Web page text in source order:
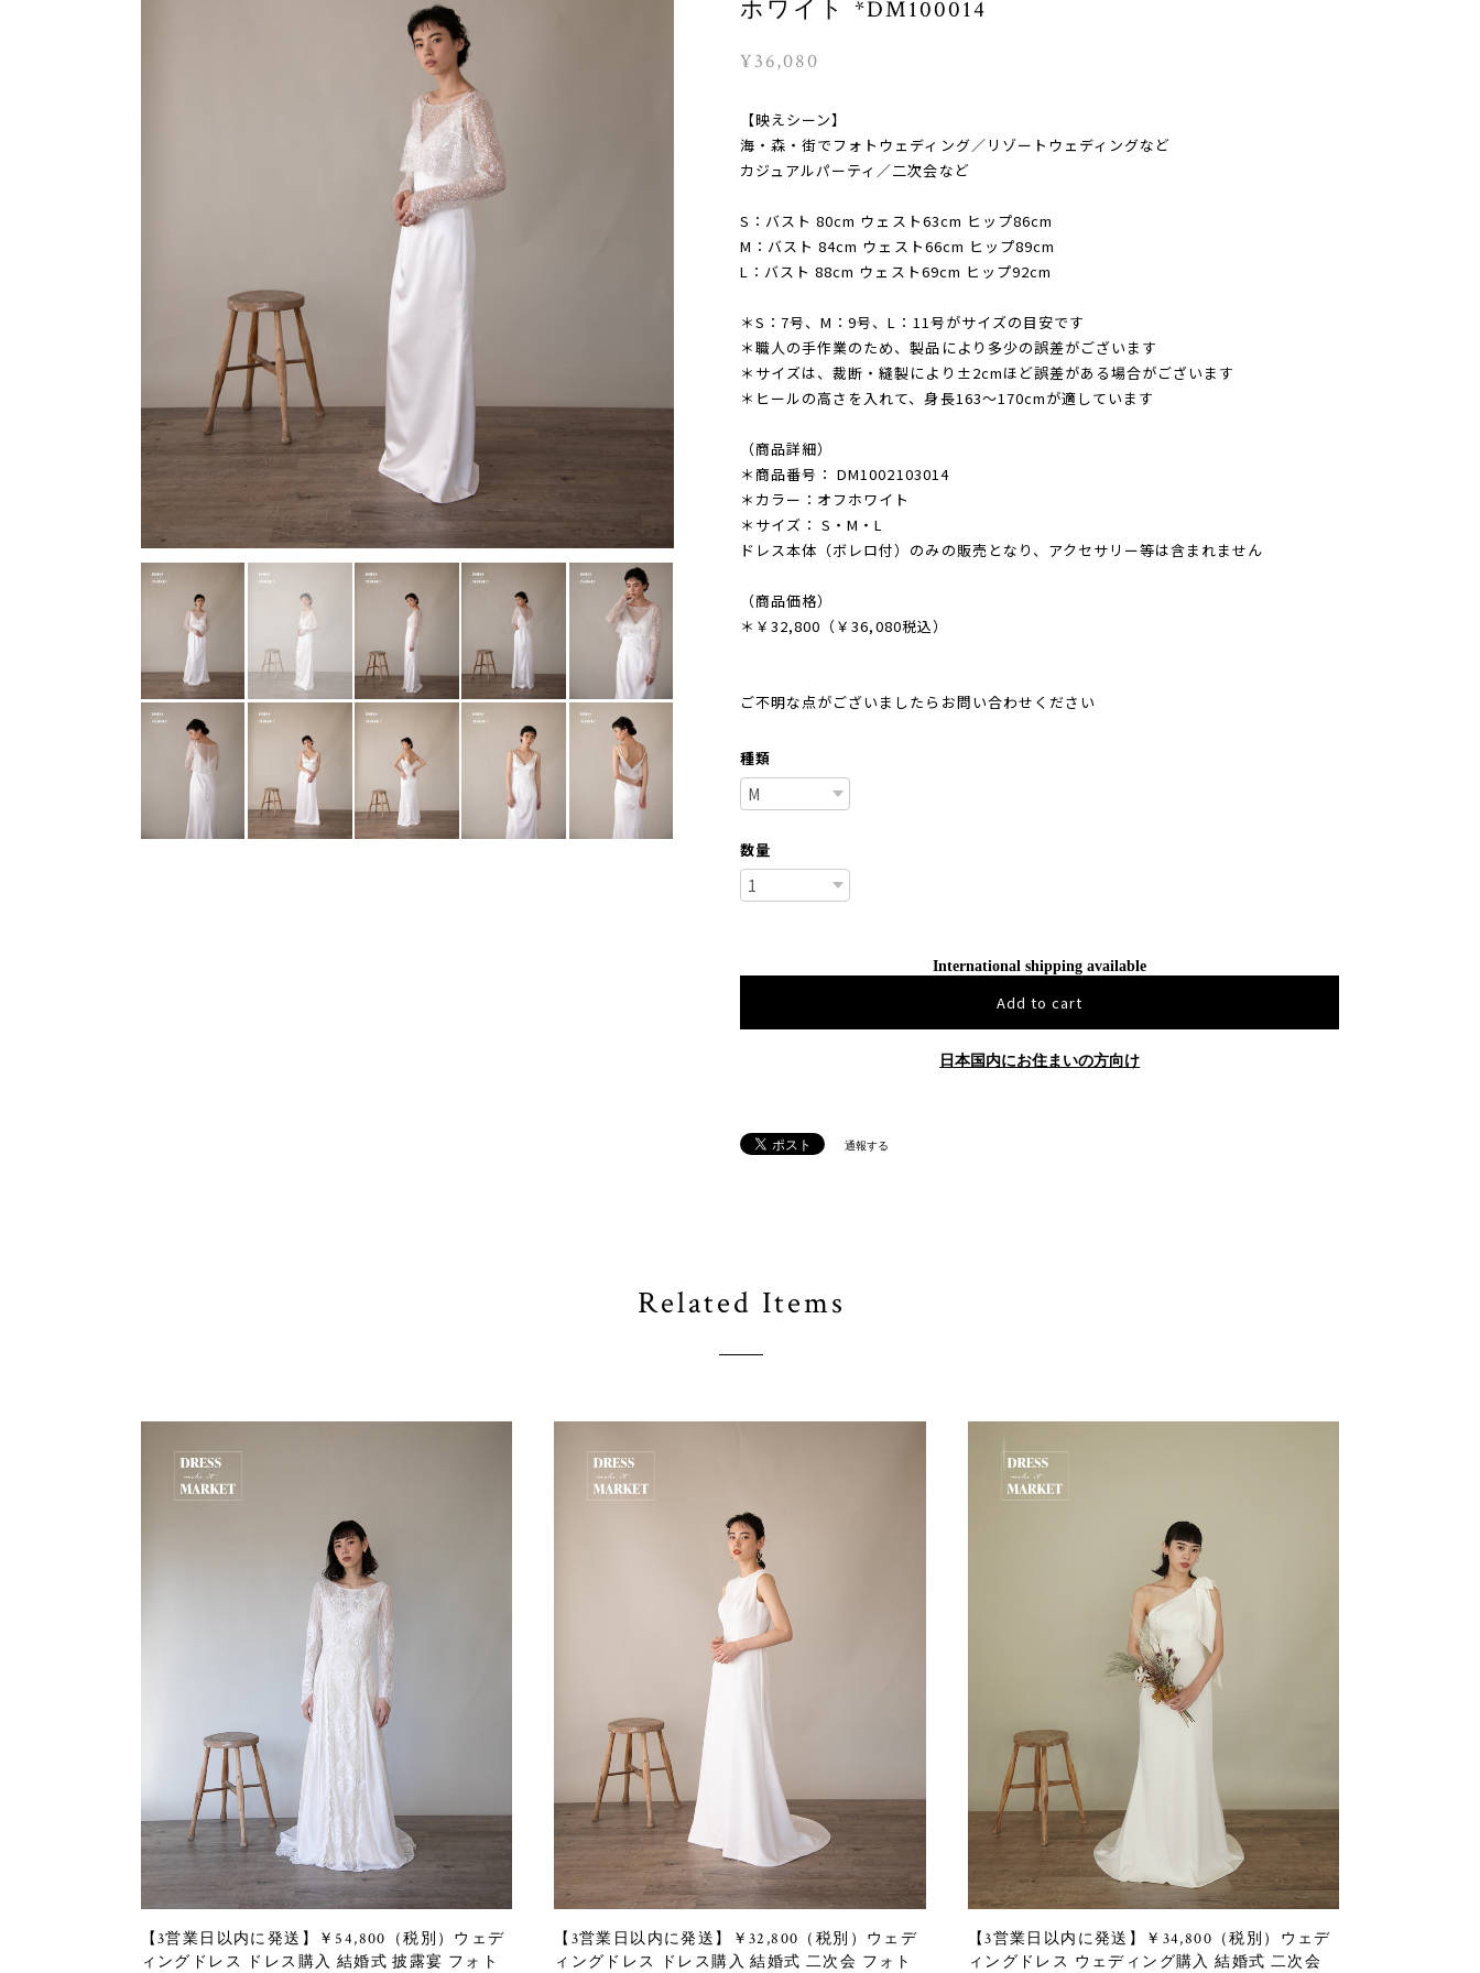
ホワイト *DM100014
¥36,080
【映えシーン】
海・森・街でフォトウェディング／リゾートウェディングなど
カジュアルパーティ／二次会など
S：バスト 80cm ウェスト63cm ヒップ86cm
M：バスト 84cm ウェスト66cm ヒップ89cm
L：バスト 88cm ウェスト69cm ヒップ92cm
＊S：7号、M：9号、L：11号がサイズの目安です
＊職人の手作業のため、製品により多少の誤差がございます
＊サイズは、裁断・縫製により±2cmほど誤差がある場合がございます
＊ヒールの高さを入れて、身長163〜170cmが適しています
（商品詳細）
＊商品番号： DM1002103014
＊カラー：オフホワイト
＊サイズ： S・M・L
ドレス本体（ボレロ付）のみの販売となり、アクセサリー等は含まれません
（商品価格）
＊￥32,800（￥36,080税込）
ご不明な点がございましたらお問い合わせください
種類
数量
International shipping available
Add to cart
日本国内にお住まいの方向け
通報する
Related Items
【3営業日以内に発送】￥54,800（税別）ウェデ
ィングドレス ドレス購入 結婚式 披露宴 フォト
【3営業日以内に発送】￥32,800（税別）ウェデ
ィングドレス ドレス購入 結婚式 二次会 フォト
【3営業日以内に発送】￥34,800（税別）ウェデ
ィングドレス ウェディング購入 結婚式 二次会